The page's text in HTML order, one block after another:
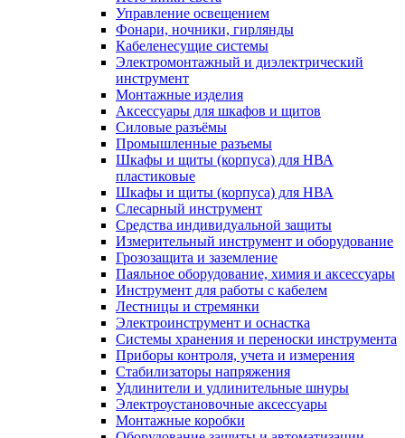
Управление освещением
Фонари, ночники, гирлянды
Кабеленесущие системы
Электромонтажный и диэлектрический
инструмент
Монтажные изделия
Аксессуары для шкафов и щитов
Силовые разъёмы
Промышленные разъемы
Шкафы и щиты (корпуса) для НВА
пластиковые
Шкафы и щиты (корпуса) для НВА
Слесарный инструмент
Средства индивидуальной защиты
Измерительный инструмент и оборудование
Грозозащита и заземление
Паяльное оборудование, химия и аксессуары
Инструмент для работы с кабелем
Лестницы и стремянки
Электроинструмент и оснастка
Системы хранения и переноски инструмента
Приборы контроля, учета и измерения
Стабилизаторы напряжения
Удлинители и удлинительные шнуры
Электроустановочные аксессуары
Монтажные коробки